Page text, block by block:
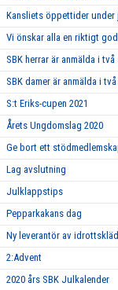
Kansliets öppettider under
Vi önskar alla en riktigt
SBK herrar är anmälda i två
SBK damer är anmälda i två
S:t Eriks-cupen 2021
Årets Ungdomslag 2020
Ge bort ett
Lag avslutning
Julklappstips
Pepparkakans dag
Ny leverantör av
2:Advent
2020 års SBK Julkalender